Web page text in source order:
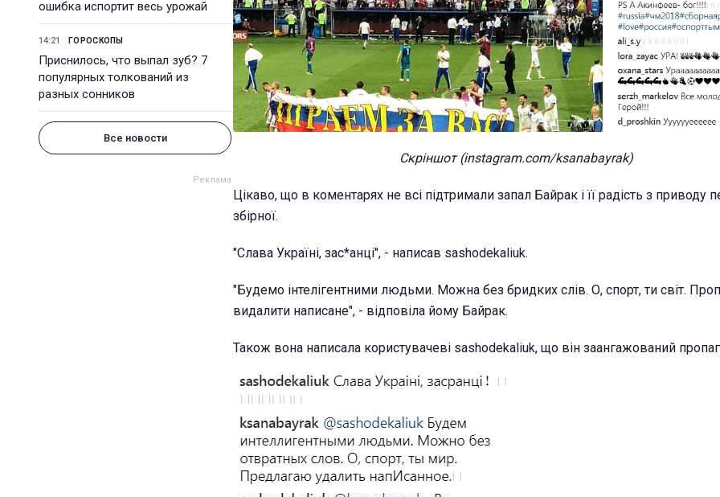
ошибка испортит весь урожай
14:21 ГОРОСКОПЫ
Приснилось, что выпал зуб? 7
популярных толкований из
разных сонников
Все новости
Скріншот (instagram.com/ksanabayrak)
Цікаво, що в коментарях не всі підтримали запал Байрак і її радість з приводу
збірної.
"Слава Україні, зас*анці", - написав sashodekaliuk.
"Будемо інтелігентними людьми. Можна без бридких слів. О, спорт, ти світ.
видалити написане", - відповіла йому Байрак.
Також вона написала користувачеві sashodekaliuk, що він заангажований